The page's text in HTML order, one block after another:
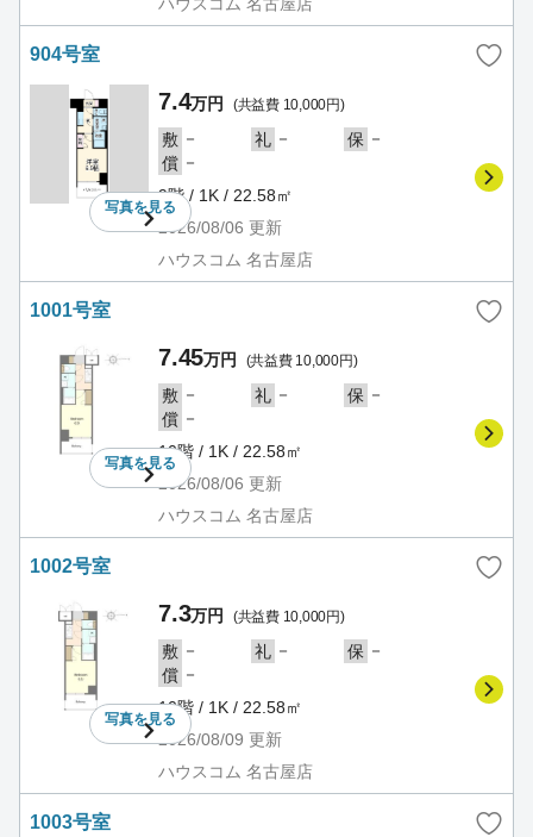
904号室
写真を見る
7.4万円 (共益費 10,000円)
敷 － 礼 － 保 －
償 －
9階 / 1K / 22.58㎡
2026/08/06 更新
ハウスコム 名古屋店
1001号室
写真を見る
7.45万円 (共益費 10,000円)
敷 － 礼 － 保 －
償 －
10階 / 1K / 22.58㎡
2026/08/06 更新
ハウスコム 名古屋店
1002号室
写真を見る
7.3万円 (共益費 10,000円)
敷 － 礼 － 保 －
償 －
10階 / 1K / 22.58㎡
2026/08/09 更新
ハウスコム 名古屋店
1003号室